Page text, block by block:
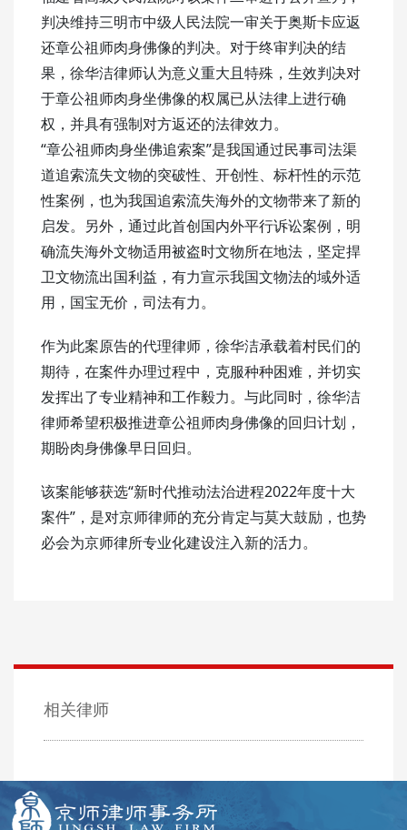
判决维持三明市中级人民法院一审关于奥斯卡应返
还章公祖师肉身佛像的判决。对于终审判决的结
果，徐华洁律师认为意义重大且特殊，生效判决对
于章公祖师肉身坐佛像的权属已从法律上进行确
权，并具有强制对方返还的法律效力。
“章公祖师肉身坐佛追索案”是我国通过民事司法渠
道追索流失文物的突破性、开创性、标杆性的示范
性案例，也为我国追索流失海外的文物带来了新的
启发。另外，通过此首创国内外平行诉讼案例，明
确流失海外文物适用被盗时文物所在地法，坚定捍
卫文物流出国利益，有力宣示我国文物法的域外适
用，国宝无价，司法有力。
作为此案原告的代理律师，徐华洁承载着村民们的
期待，在案件办理过程中，克服种种困难，并切实
发挥出了专业精神和工作毅力。与此同时，徐华洁
律师希望积极推进章公祖师肉身佛像的回归计划，
期盼肉身佛像早日回归。
该案能够获选“新时代推动法治进程2022年度十大
案件”，是对京师律师的充分肯定与莫大鼓励，也势
必会为京师律所专业化建设注入新的活力。
相关律师